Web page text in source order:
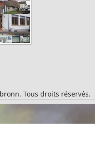
Tous droits réservés.